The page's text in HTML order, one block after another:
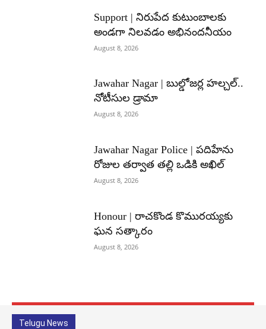
Support | నిరుపేద కుటుంబాలకు
అండగా నిలవడం అభినందనీయం
August 8, 2026
Jawahar Nagar | బుల్డోజర్ల హల్చల్..
నోటీసుల డ్రామా
August 8, 2026
Jawahar Nagar Police | పదిహేను
రోజుల తర్వాత తల్లి ఒడికి అఖిల్
August 8, 2026
Honour | రాచకొండ కొమురయ్యకు
ఘన సత్కారం
August 8, 2026
Telugu News